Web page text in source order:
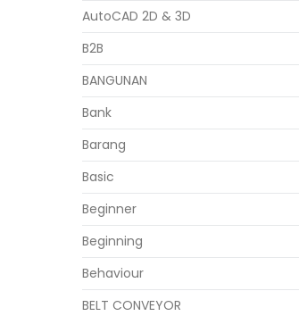
AutoCAD 2D & 3D
B2B
BANGUNAN
Bank
Barang
Basic
Beginner
Beginning
Behaviour
BELT CONVEYOR